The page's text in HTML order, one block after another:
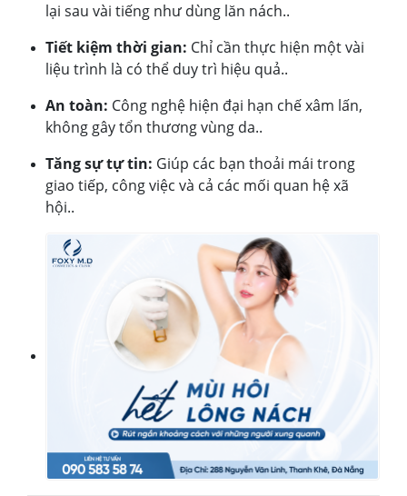
lại sau vài tiếng như dùng lăn nách..
Tiết kiệm thời gian: Chỉ cần thực hiện một vài
liệu trình là có thể duy trì hiệu quả..
An toàn: Công nghệ hiện đại hạn chế xâm lấn,
không gây tổn thương vùng da..
Tăng sự tự tin: Giúp các bạn thoải mái trong
giao tiếp, công việc và cả các mối quan hệ xã
hội..